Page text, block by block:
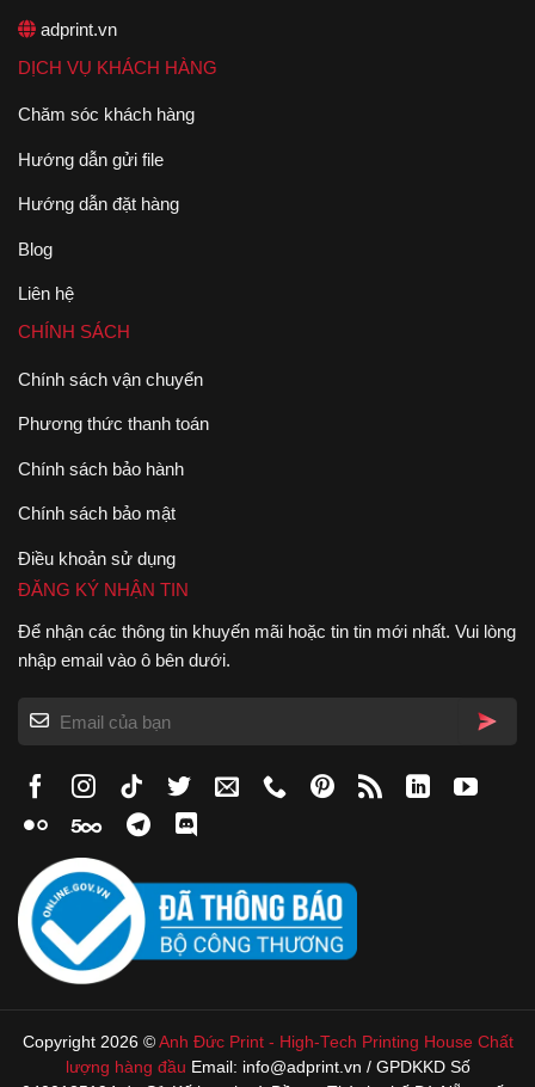
adprint.vn
DỊCH VỤ KHÁCH HÀNG
Chăm sóc khách hàng
Hướng dẫn gửi file
Hướng dẫn đặt hàng
Blog
Liên hệ
CHÍNH SÁCH
Chính sách vận chuyển
Phương thức thanh toán
Chính sách bảo hành
Chính sách bảo mật
Điều khoản sử dụng
ĐĂNG KÝ NHẬN TIN
Để nhận các thông tin khuyến mãi hoặc tin tin mới nhất. Vui lòng
nhập email vào ô bên dưới.
Copyright 2026 © Anh Đức Print- High-Tech Printing House Chất
lượng hàng đầu Email: info@adprint.vn / GPDKKD Số